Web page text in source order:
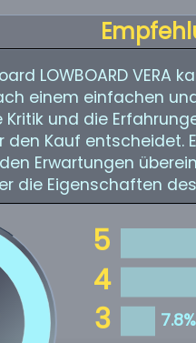
LOWBOARD
einem einfachen
und die
den Kauf entscheidet.
Erwartungen
die Eigenschaften